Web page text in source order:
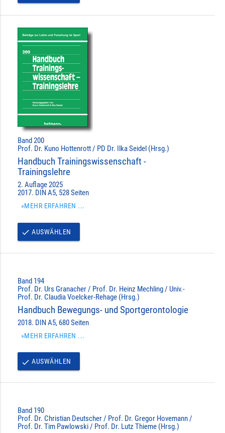
Band 200
Prof. Dr. Kuno Hottenrott / PD Dr. Ilka Seidel (Hrsg.)
Handbuch Trainingswissenschaft -
Trainingslehre
2. Auflage 2025
2017. DIN A5, 528 Seiten
»MEHR ERFAHREN ...
done AUSWÄHLEN
Band 194
Prof. Dr. Urs Granacher / Prof. Dr. Heinz Mechling / Univ.-
Prof. Dr. Claudia Voelcker-Rehage (Hrsg.)
Handbuch Bewegungs- und Sportgerontologie
2018. DIN A5, 680 Seiten
»MEHR ERFAHREN ...
done AUSWÄHLEN
Band 190
Prof. Dr. Christian Deutscher / Prof. Dr. Gregor Hovemann /
Prof. Dr. Tim Pawlowski / Prof. Dr. Lutz Thieme (Hrsg.)